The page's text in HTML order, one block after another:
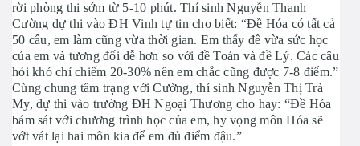
rời phòng thi sớm từ 5-10 phút. Thí sinh Nguyễn Thanh
Cường dự thi vào ĐH Vinh tự tin cho biết: “Đề Hóa có tất cả
50 câu, em làm cũng vừa thời gian. Em thấy đề vừa sức học
của em và tương đối dễ hơn so với đề Toán và đề Lý. Các câu
hỏi khó chỉ chiếm 20-30% nên em chắc cũng được 7-8 điểm.”
Cùng chung tâm trạng với Cường, thí sinh Nguyễn Thị Trà
My, dự thi vào trường ĐH Ngoại Thương cho hay: “Đề Hóa
bám sát với chương trình học của em, hy vọng môn Hóa sẽ
vớt vát lại hai môn kia để em đủ điểm đậu.”